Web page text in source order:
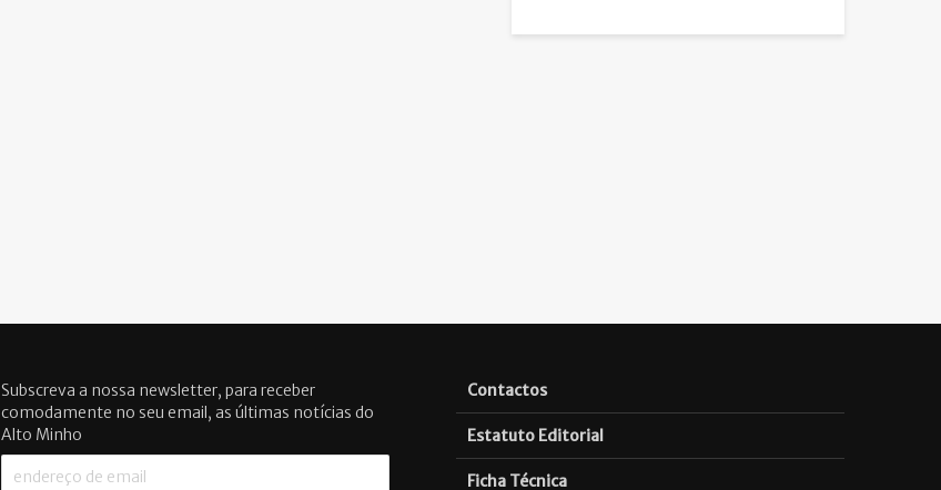
Subscreva a nossa newsletter, para receber
comodamente no seu email, as últimas notícias do
Alto Minho
Contactos
Estatuto Editorial
Ficha Técnica